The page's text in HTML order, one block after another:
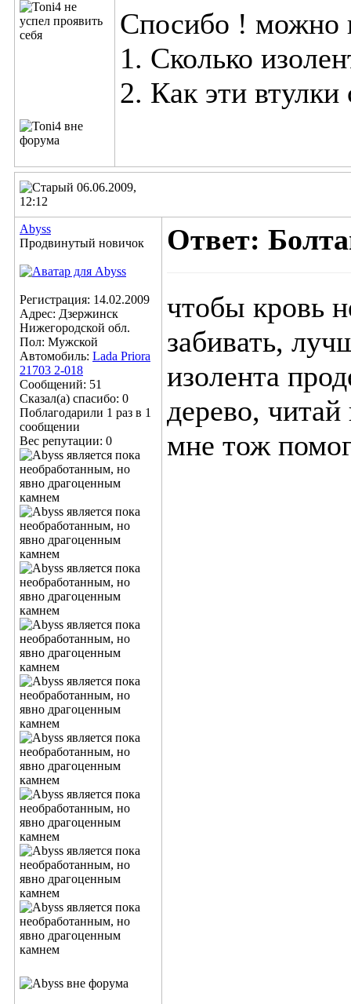
Спосибо ! можно
1. Сколько
2. Как эти втулки
06.06.2009,
12:12
Abyss
Продвинутый новичок
Регистрация: 14.02.2009
Адрес: Дзержинск
Нижегородской обл.
Пол: Мужской
Автомобиль: Lada Priora
21703 2-018
Сообщений: 51
Сказал(а) спасибо: 0
Поблагодарили 1 раз в 1
сообщении
Вес репутации: 0
Ответ:
чтобы кровь
забивать,
изолента
дерево,
мне тож